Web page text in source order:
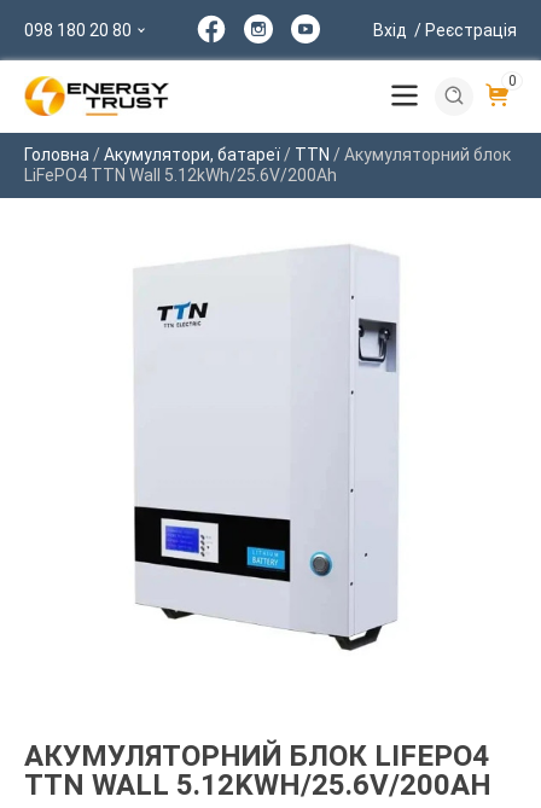
098 180 20 80 Вхід / Реєстрація
0
Головна /Акумулятори, батареї / TTN / Акумуляторний блок
LiFePO4 TTN Wall 5.12kWh/25.6V/200Ah
АКУМУЛЯТОРНИЙ БЛОК LIFEPO4
TTN WALL 5.12KWH/25.6V/200AH